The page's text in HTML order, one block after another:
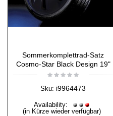
Sommerkomplettrad-Satz
Cosmo-Star Black Design 19"
Sku: i9964473
Availability:
(in Kürze wieder verfügbar)